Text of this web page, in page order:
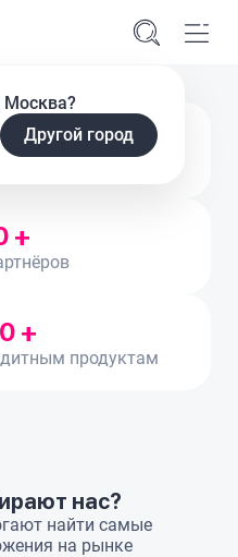
Москва?
Другой город
млн
+
+
продуктам
нас?
найти самые
на рынке